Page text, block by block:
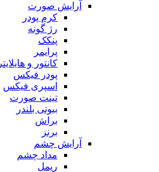
آرایش صورت
کرم پودر
رژ گونه
پنکک
پرایمر
کانتور و هایلایتر
پودر فیکس
اسپری فیکس
تینت صورت
بیوتی بلندر
براش
برنز
آرایش چشم
مداد چشم
ریمل